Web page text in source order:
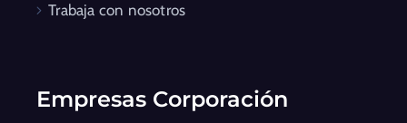
Trabaja con nosotros
Empresas Corporación